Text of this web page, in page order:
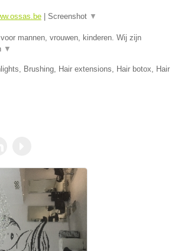
Screenshot ▼
mannen, vrouwen, kinderen. Wij zijn
▼
Brushing, Hair extensions, Hair botox, Hair